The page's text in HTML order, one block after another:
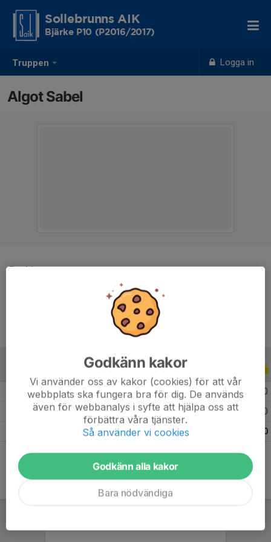
Truppen Logga in
Sollebrunns AIK
Bjärke P10 (P2016/2017)
Algot Sabel
Position
-
10 år
ALLA ÅR
2026 1 0 0 0
7 0 0
0
Godkänn kakor
Vi använder oss av kakor (cookies) för att vår
webbplats ska fungera bra för dig. De används
även för webbanalys i syfte att hjälpa oss att
förbättra våra tjänster.
Så använder vi cookies
Godkänn alla kakor
Bara nödvändiga